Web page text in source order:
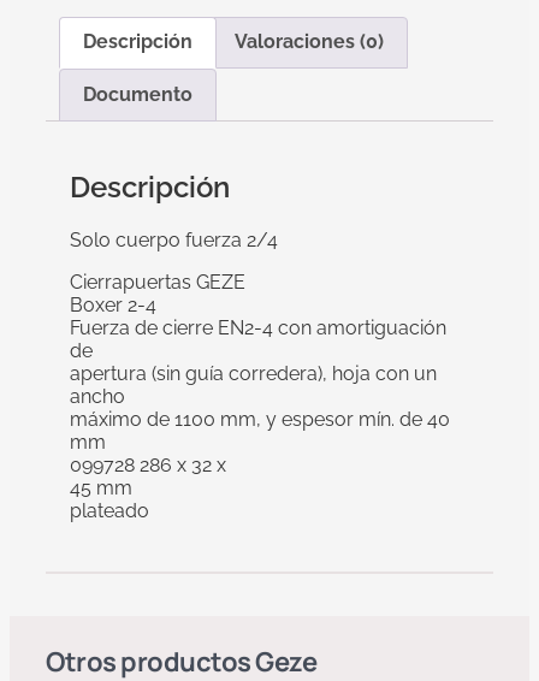
Descripción Valoraciones (0)
Documento
Descripción
Solo cuerpo fuerza 2/4
Cierrapuertas GEZE
Boxer 2-4
Fuerza de cierre EN2-4 con amortiguación
de
apertura (sin guía corredera), hoja con un
ancho
máximo de 1100 mm, y espesor mín. de 40
mm
099728 286 x 32 x
45 mm
plateado
Otros productosGeze